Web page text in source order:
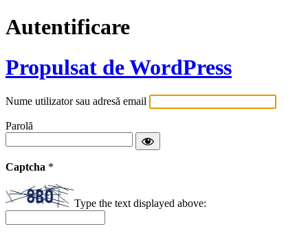
Autentificare
Propulsat de WordPress
Nume utilizator sau adresă email
Parolă
Captcha *
Type the text displayed above: